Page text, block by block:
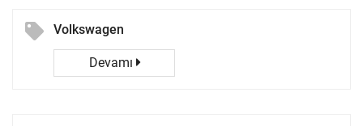
Volkswagen
Devamı